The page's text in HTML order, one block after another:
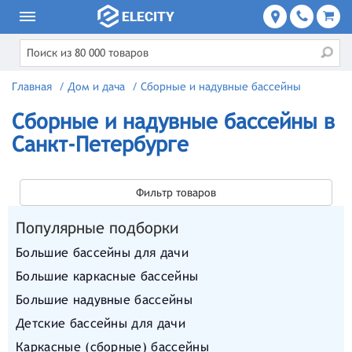
Главная / Дом и дача / Сборные и надувные бассейны
Сборные и надувные бассейны в
Санкт-Петербурге
Фильтр товаров
Популярные подборки
Большие бассейны для дачи
Большие каркасные бассейны
Большие надувные бассейны
Детские бассейны для дачи
Каркасные (сборные) бассейны